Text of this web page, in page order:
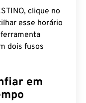
clique no
esse horário
dois fusos
em